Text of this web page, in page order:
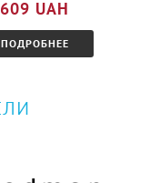
609 UAH
ПОДРОБНЕЕ